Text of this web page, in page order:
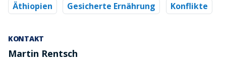
Äthiopien Gesicherte Ernährung Konflikte
KONTAKT
Martin Rentsch